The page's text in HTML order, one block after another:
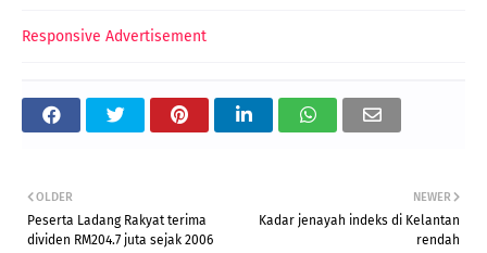
Responsive Advertisement
NEWER
Kadar jenayah indeks di Kelantan
rendah
OLDER
Peserta Ladang Rakyat terima
dividen RM204.7 juta sejak 2006